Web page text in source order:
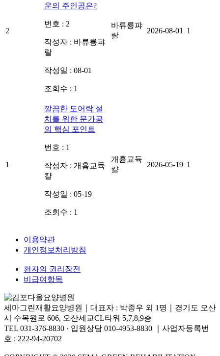
2
운의 주인공은?
번호 : 2
작성자 : 바류룡퍄
랄
작성일 : 08-01
조회수 : 1
바류룡퍄
랄
2026-08-01 1
1
깔끔한 도어락 설
치를 위한 문가공
의 핵심 포인트
번호 : 1
작성자 : 개흄교듁
캴
작성일 : 05-19
조회수 : 1
개흄교듁
캴
2026-05-19 1
이용약관
개인정보처리방침
환자의 권리장전
비급여항목
세마그린재활요양병원｜ 대표자 : 박종우 외 1명｜ 경기도 오산
시 수목원로 606, 오산세교CL타워 5,7,8,9층
TEL 031-376-8830 · 입원상담 010-4953-8830
사업자등록번
호 : 222-94-20702